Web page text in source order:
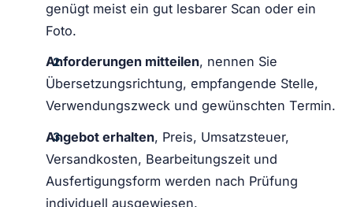
genügt meist ein gut lesbarer Scan oder ein
Foto.
Anforderungen mitteilen, nennen Sie
Übersetzungsrichtung, empfangende Stelle,
Verwendungszweck und gewünschten Termin.
Angebot erhalten, Preis, Umsatzsteuer,
Versandkosten, Bearbeitungszeit und
Ausfertigungsform werden nach Prüfung
individuell ausgewiesen.